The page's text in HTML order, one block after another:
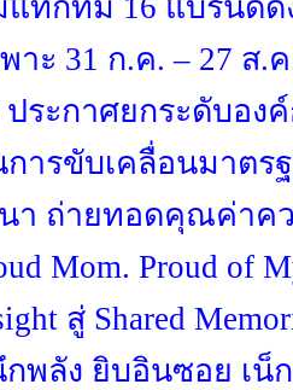
ท็กทีม 16 แบรนด์
าะ 31 ก.ค. – 27 ส.
ประกาศยกระดับอง
ารขับเคลื่อนมาตร
า ถ่ายทอดคุณค่าค
Mom. Proud of
สู่ Shared
กพลัง ยิบอินซอย เน็